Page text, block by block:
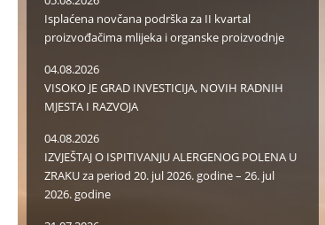
Isplaćena novčana podrška za II kvartal
proizvođačima mlijeka i organske proizvodnje
04.08.2026
VISOKO JE GRAD INVESTICIJA, NOVIH RADNIH
MJESTA I RAZVOJA
04.08.2026
IZVJEŠTAJ O ISPITIVANJU ALERGENOG POLENA U
ZRAKU za period 20. jul 2026. godine – 26. jul
2026. godine